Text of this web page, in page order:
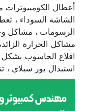
أعطال
الشاشة السوداء ،
الرسومات ، مشاكل
مشاكل الحرارة
اقلاع الحاسوب بشكل
استبدال بور سبلاي